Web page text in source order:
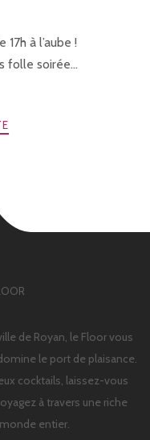
à l’aube !
folle soirée...
de Royan, le Floor vous
le port de plaisance.
cocktails, laissez-vous
à travers une riche
entier.